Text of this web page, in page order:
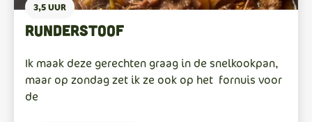
3,5 UUR
Runderstoof
Ik maak deze gerechten graag in de snelkookpan,
maar op zondag zet ik ze ook op het fornuis voor
de